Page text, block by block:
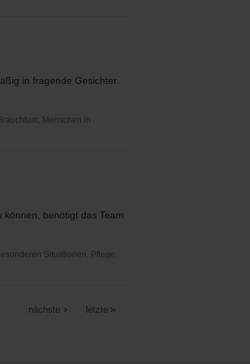
in fragende Gesichter.
Menschen in
benötigt das Team
Situationen, Pflege,
nächste letzte